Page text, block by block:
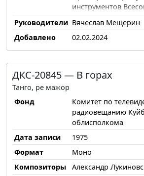
инструментов
Центрального
Руководители Вячеслав Мещерин
Добавлено
02.02.2024
ДКС-20845 — В горах
Танго, ре мажор
Фонд
Комитет по
радиовещанию
облисполкома
Дата записи
1975
Формат
Моно
Композиторы
Александр